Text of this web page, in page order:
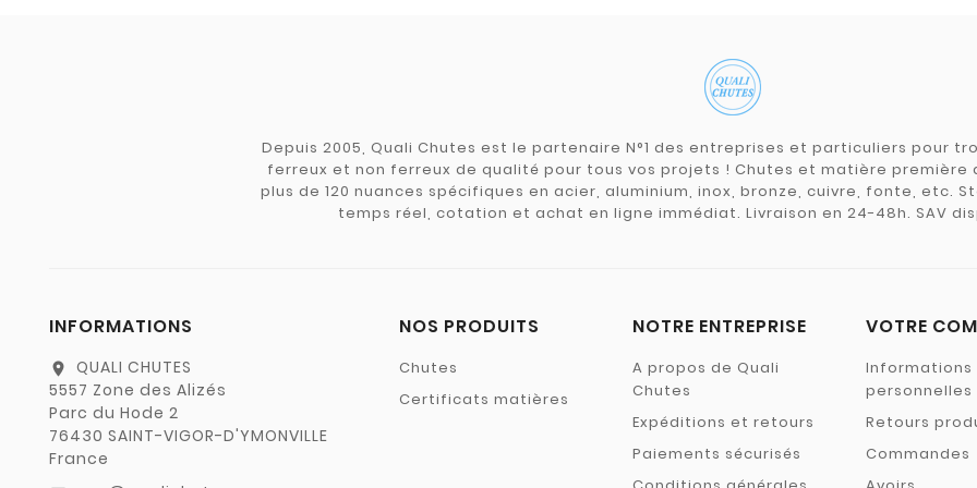
Depuis 2005, Quali Chutes est le partenaire N°1 des entreprises et particuliers pour
ferreux et non ferreux de qualité pour tous vos projets ! Chutes et matière première
plus de 120 nuances spécifiques en acier, aluminium, inox, bronze, cuivre, fonte, etc.
temps réel, cotation et achat en ligne immédiat. Livraison en 24-48h. SAV
INFORMATIONS
location_on
QUALI CHUTES
5557 Zone des Alizés
Parc du Hode 2
76430 SAINT-VIGOR-D'YMONVILLE
France
NOS PRODUITS
Chutes
Certificats matières
NOTRE ENTREPRISE
A propos de Quali
Chutes
Expéditions et retours
Paiements sécurisés
VOTRE
Informations
personnelles
Retours
Commandes